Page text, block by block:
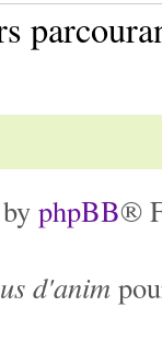
phpBB®
d'anim